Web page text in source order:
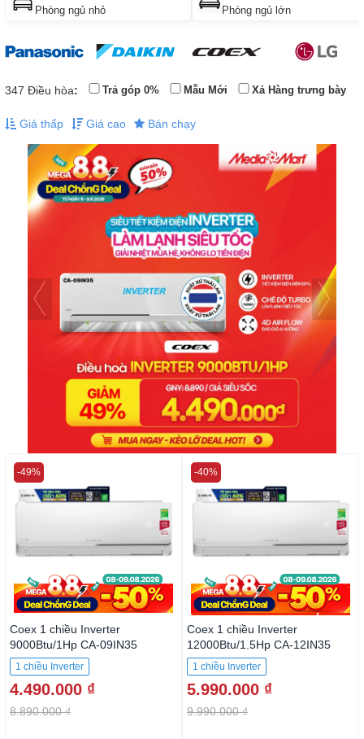
Phòng ngủ nhỏ
Phòng ngủ lớn
347 Điều hòa: Trả góp 0% Mẫu Mới Xả Hàng trưng bày
Giá thấp Giá cao Bán chạy
Coex 1 chiều Inverter
9000Btu/1Hp CA-09IN35
1 chiều Inverter
4.490.000 ₫
8.890.000 ₫
-49%
Coex 1 chiều Inverter
12000Btu/1.5Hp CA-12IN35
1 chiều Inverter
5.990.000 ₫
9.990.000 ₫
-40%